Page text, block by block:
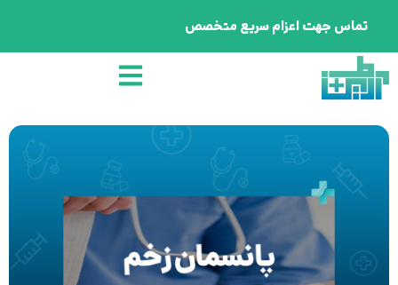
تماس جهت اعزام سریع متخصص